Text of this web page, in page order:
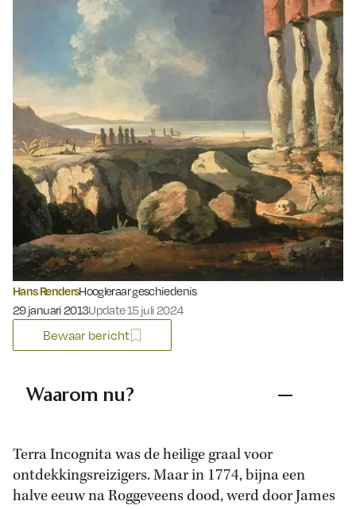
Hans RendersHoogleraar geschiedenis
Gepubliceerd op:
29 januari 2013Update 15 juli 2024
Bewaar bericht
Waarom nu?
Terra Incognita was de heilige graal voor
ontdekkingsreizigers. Maar in 1774, bijna een
halve eeuw na Roggeveens dood, werd door James